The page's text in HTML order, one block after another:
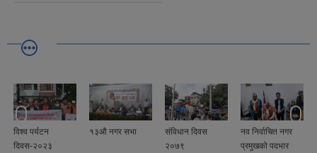
विश्व पर्यटन
दिवस-२०२३
१३औ नगर सभा
संविधान दिवस
२०७९
नव निर्वाचित नगर
प्रमुखको पदभार